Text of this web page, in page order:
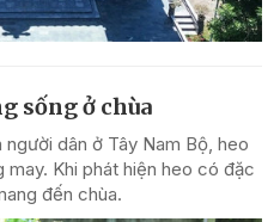
sống ở chùa
dân ở Tây Nam Bộ, heo
Khi phát hiện heo có đặc
đến chùa.